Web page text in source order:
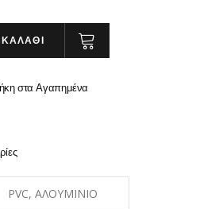
στα Αγαπημένα
PVC, ΑΛΟΥΜΙΝΙΟ